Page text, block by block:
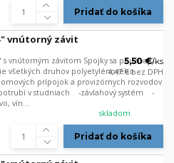
Pridať do košíka
vnútorný závit
s vnútorným závitom Spojky sa používajú
všetkých druhov polyetylénového
prípojok a provizórnych rozvodov
v studniach -závlahový systém -
vín...
5,50 €/ks
4,47 €bez DPH
skladom
Pridať do košíka